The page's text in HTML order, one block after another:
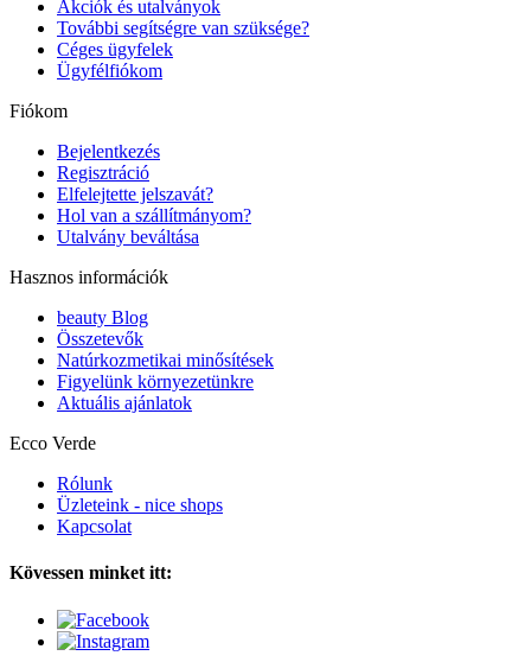
Akciók és utalványok
További segítségre van szüksége?
Céges ügyfelek
Ügyfélfiókom
Fiókom
Bejelentkezés
Regisztráció
Elfelejtette jelszavát?
Hol van a szállítmányom?
Utalvány beváltása
Hasznos információk
beauty Blog
Összetevők
Natúrkozmetikai minősítések
Figyelünk környezetünkre
Aktuális ajánlatok
Ecco Verde
Rólunk
Üzleteink - nice shops
Kapcsolat
Kövessen minket itt: